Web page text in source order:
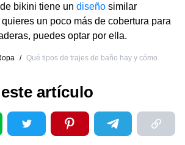
bikini tiene un diseño similar
un poco más de cobertura para
puedes optar por ella.
/ Qué tipos de trajes de baño hay y cómo
artículo